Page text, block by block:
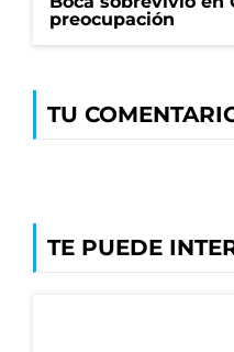
preocupación
TU
TE PUEDE